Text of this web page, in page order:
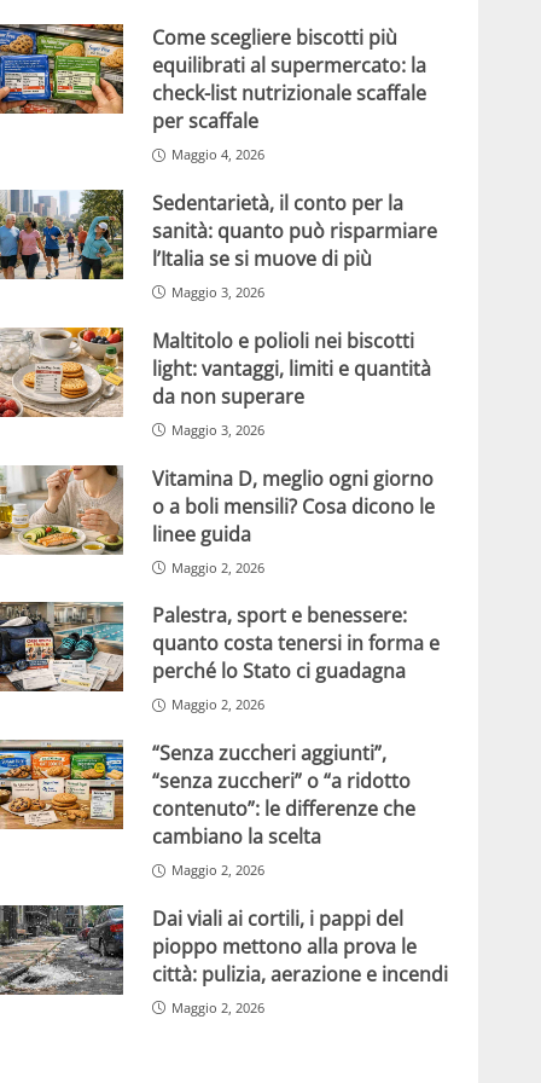
Come scegliere biscotti più
equilibrati al supermercato: la
check-list nutrizionale scaffale
per scaffale
Maggio 4, 2026
Sedentarietà, il conto per la
sanità: quanto può risparmiare
l’Italia se si muove di più
Maggio 3, 2026
Maltitolo e polioli nei biscotti
light: vantaggi, limiti e quantità
da non superare
Maggio 3, 2026
Vitamina D, meglio ogni giorno
o a boli mensili? Cosa dicono le
linee guida
Maggio 2, 2026
Palestra, sport e benessere:
quanto costa tenersi in forma e
perché lo Stato ci guadagna
Maggio 2, 2026
“Senza zuccheri aggiunti”,
“senza zuccheri” o “a ridotto
contenuto”: le differenze che
cambiano la scelta
Maggio 2, 2026
Dai viali ai cortili, i pappi del
pioppo mettono alla prova le
città: pulizia, aerazione e incendi
Maggio 2, 2026